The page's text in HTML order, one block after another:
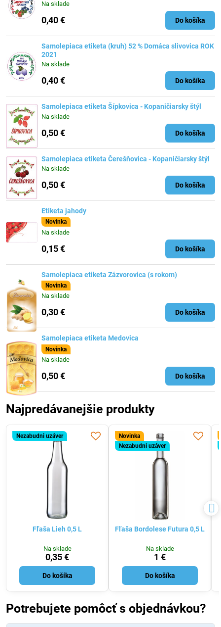
Na sklade
0,40 € Do košíka
Samolepiaca etiketa (kruh) 52 % Domáca slivovica ROK
2021
Na sklade
0,40 € Do košíka
Samolepiaca etiketa Šípkovica - Kopaničiarsky štýl
Na sklade
0,50 € Do košíka
Samolepiaca etiketa Čerešňovica - Kopaničiarsky štýl
Na sklade
0,50 € Do košíka
Etiketa jahody
Novinka
Na sklade
0,15 € Do košíka
Samolepiaca etiketa Zázvorovica (s rokom)
Novinka
Na sklade
0,30 € Do košíka
Samolepiaca etiketa Medovica
Novinka
Na sklade
0,50 € Do košíka
Najpredávanejšie produkty
Nezabudni uzáver
Fľaša Lieh 0,5 L
Na sklade
0,35 €
Do košíka
Novinka
Nezabudni uzáver
Fľaša Bordolese Futura 0,5 L
Na sklade
1 €
Do košíka
Potrebujete pomôcť s objednávkou?